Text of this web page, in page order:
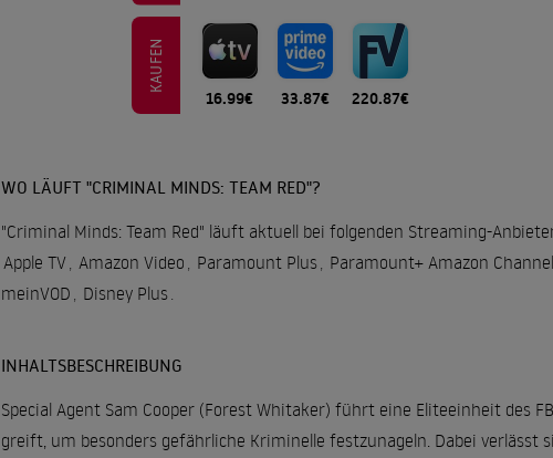
KAUFEN
16.99€ 33.87€ 220.87€
WO LÄUFT "CRIMINAL MINDS: TEAM RED"?
"Criminal Minds: Team Red" läuft aktuell bei folgenden Streaming-
Apple TV
Amazon Video Paramount Plus Paramount+ Amazon Channel
meinVOD
Disney Plus
INHALTSBESCHREIBUNG
Special Agent Sam Cooper (Forest Whitaker) führt eine Eliteeinheit des
greift, um besonders gefährliche Kriminelle festzunageln. Dabei